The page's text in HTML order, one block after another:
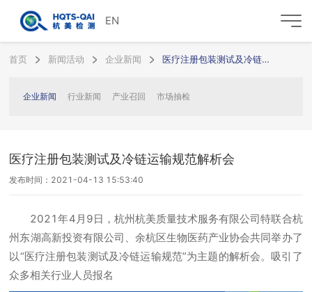
EN
首页 新闻活动 企业新闻 医疗注册包装测试及冷链运输规范解析会
企业新闻 行业新闻 产业召回 市场抽检
医疗注册包装测试及冷链运输规范解析会
发布时间：2021-04-13 15:53:40
2021年4月9日，杭州杭美质量技术服务有限公司特联合杭
州东湖高新投资有限公司、余杭区生物医药产业协会共同举办了
以“医疗注册包装测试及冷链运输规范”为主题的解析会。吸引了
众多相关行业人员报名